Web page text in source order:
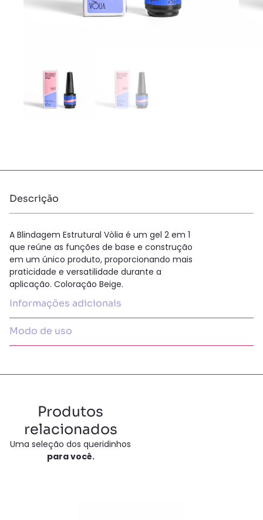
Descrição
Informações adicionais
Modo de uso
A Blindagem Estrutural Vòlia é um gel 2 em 1
que reúne as funções de base e construção
em um único produto, proporcionando mais
praticidade e versatilidade durante a
aplicação. Coloração Beige.
Produtos
relacionados
Uma seleção dos queridinhos
para você.